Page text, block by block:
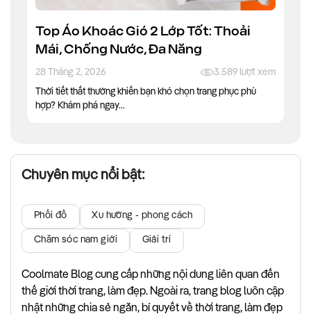
Top Áo Khoác Gió 2 Lớp Tốt: Thoải
Mái, Chống Nước, Đa Năng
28 Tháng 2, 2026 3.589 lượt xem
Thời tiết thất thường khiến bạn khó chọn trang phục phù
hợp? Khám phá ngay...
Chuyên mục nổi bật:
Phối đồ Xu hướng - phong cách
Chăm sóc nam giới Giải trí
Coolmate Blog cung cấp những nội dung liên quan đến
thế giới thời trang, làm đẹp. Ngoài ra, trang blog luôn cập
nhật những chia sẻ ngắn, bí quyết về thời trang, làm đẹp